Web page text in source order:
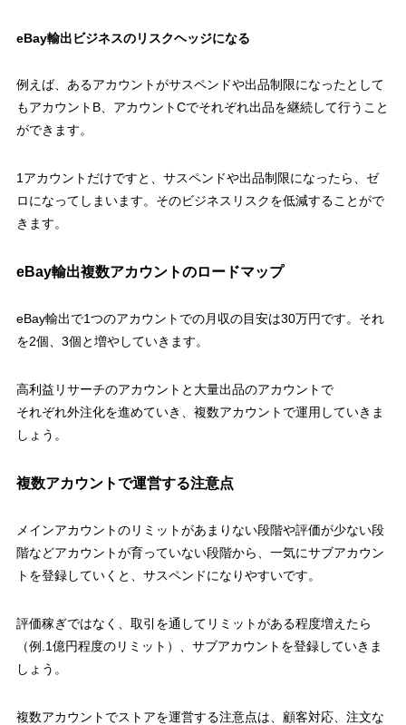
eBay輸出ビジネスのリスクヘッジになる
例えば、あるアカウントがサスペンドや出品制限になったとして
もアカウントB、アカウントCでそれぞれ出品を継続して行うこと
ができます。
1アカウントだけですと、サスペンドや出品制限になったら、ゼ
ロになってしまいます。そのビジネスリスクを低減することがで
きます。
eBay輸出複数アカウントのロードマップ
eBay輸出で1つのアカウントでの月収の目安は30万円です。それ
を2個、3個と増やしていきます。
高利益リサーチのアカウントと大量出品のアカウントで
それぞれ外注化を進めていき、複数アカウントで運用していきま
しょう。
複数アカウントで運営する注意点
メインアカウントのリミットがあまりない段階や評価が少ない段
階などアカウントが育っていない段階から、一気にサブアカウン
トを登録していくと、サスペンドになりやすいです。
評価稼ぎではなく、取引を通してリミットがある程度増えたら
（例.1億円程度のリミット）、サブアカウントを登録していきま
しょう。
複数アカウントでストアを運営する注意点は、顧客対応、注文な